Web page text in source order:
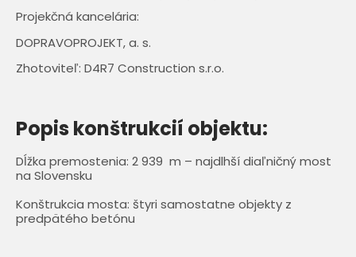
Projekčná kancelária:
DOPRAVOPROJEKT, a. s.
Zhotoviteľ: D4R7 Construction s.r.o.
Popis konštrukcií objektu:
Dĺžka premostenia: 2 939 m – najdlhší diaľničný most
na Slovensku
Konštrukcia mosta: štyri samostatne objekty z
predpätého betónu